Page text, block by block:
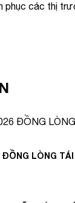
phục các thị
ĐỒNG LÒNG